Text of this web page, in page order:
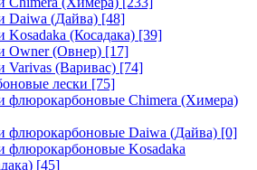
Daiwa (Дайва) [48]
Kosadaka (Косадака) [39]
Owner (Овнер) [17]
Varivas (Варивас) [74]
лески [75]
флюрокарбоновые Chimera (Химера)
флюрокарбоновые Daiwa (Дайва) [0]
флюрокарбоновые Kosadaka
[45]